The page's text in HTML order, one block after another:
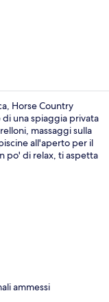
Horse Country
una spiaggia privata
massaggi sulla
all'aperto per il
po' di relax, ti aspetta
colazione, il pranzo
ammessi